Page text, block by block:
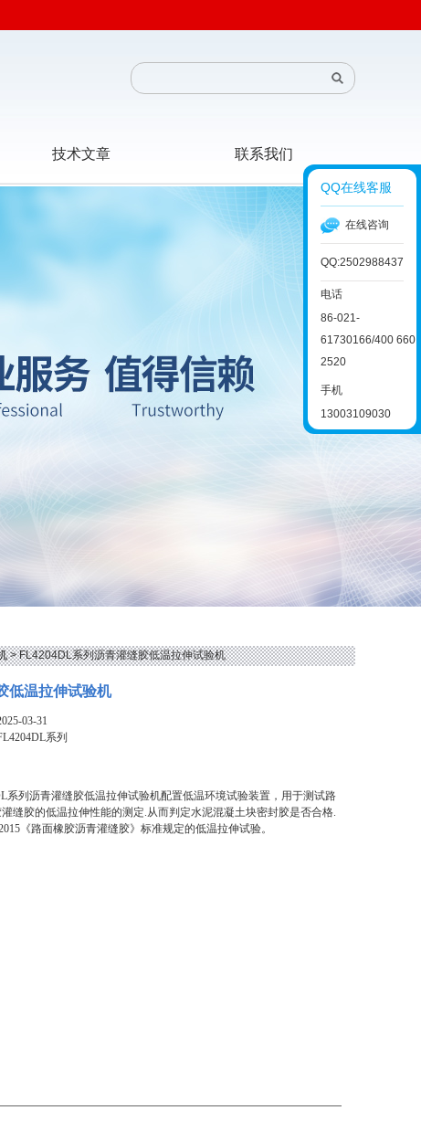
技术文章 联系我们
> FL4204DL系列沥青灌缝胶低温拉伸试验机
低温拉伸试验机
03-31
系列
系列沥青灌缝胶低温拉伸试验机配置低温环境试验装置，用于测试路
缝胶的低温拉伸性能的测定.从而判定水泥混凝土块密封胶是否合格.
《路面橡胶沥青灌缝胶》标准规定的低温拉伸试验。
QQ在线客服
在线咨询
QQ:2502988437
电话
86-021-
61730166/400 660
2520
手机
13003109030